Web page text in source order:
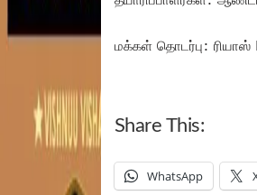
மக்கள் தொடர்பு:
Share This:
WhatsApp